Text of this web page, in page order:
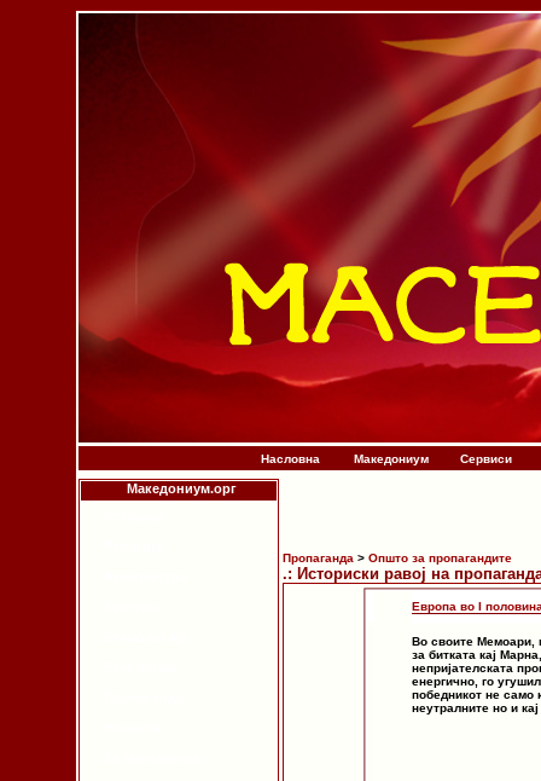
Насловна Македониум Сервиси
Македониум.орг
Пропаганда > Општо за пропагандите
.: Историски равој на
Европа во I
Во своите
за битката кај
непријателската
енергично, го
победникот не само
неутралните но и